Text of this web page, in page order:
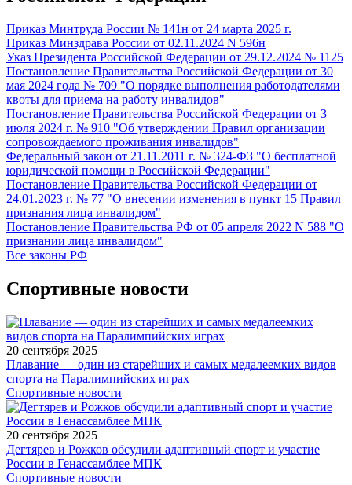
Приказ Минтруда России № 141н от 24 марта 2025 г.
Приказ Минздрава России от 02.11.2024 N 596н
Указ Президента Российской Федерации от 29.12.2024 № 1125
Постановление Правительства Российской Федерации от 30
мая 2024 года № 709 "О порядке выполнения работодателями
квоты для приема на работу инвалидов"
Постановление Правительства Российской Федерации от 3
июля 2024 г. № 910 "Об утверждении Правил организации
сопровождаемого проживания инвалидов"
Федеральный закон от 21.11.2011 г. № 324-ФЗ "О бесплатной
юридической помощи в Российской Федерации"
Постановление Правительства Российской Федерации от
24.01.2023 г. № 77 "О внесении изменения в пункт 15 Правил
признания лица инвалидом"
Постановление Правительства РФ от 05 апреля 2022 N 588 "О
признании лица инвалидом"
Все законы РФ
Спортивные новости
20 сентября 2025
Плавание — один из старейших и самых медалеемких видов
спорта на Паралимпийских играх
Спортивные новости
20 сентября 2025
Дегтярев и Рожков обсудили адаптивный спорт и участие
России в Генассамблее МПК
Спортивные новости